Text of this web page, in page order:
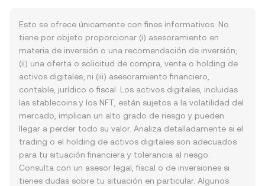
Esto se ofrece únicamente con fines informativos. No
tiene por objeto proporcionar (i) asesoramiento en
materia de inversión o una recomendación de inversión;
(ii) una oferta o solicitud de compra, venta o holding de
activos digitales; ni (iii) asesoramiento financiero,
contable, jurídico o fiscal. Los activos digitales, incluidas
las stablecoins y los NFT, están sujetos a la volatilidad del
mercado, implican un alto grado de riesgo y pueden
llegar a perder todo su valor. Analiza detalladamente si el
trading o el holding de activos digitales son adecuados
para tu situación financiera y tolerancia al riesgo.
Consulta con un asesor legal, fiscal o de inversiones si
tienes dudas sobre tu situación en particular. Algunos